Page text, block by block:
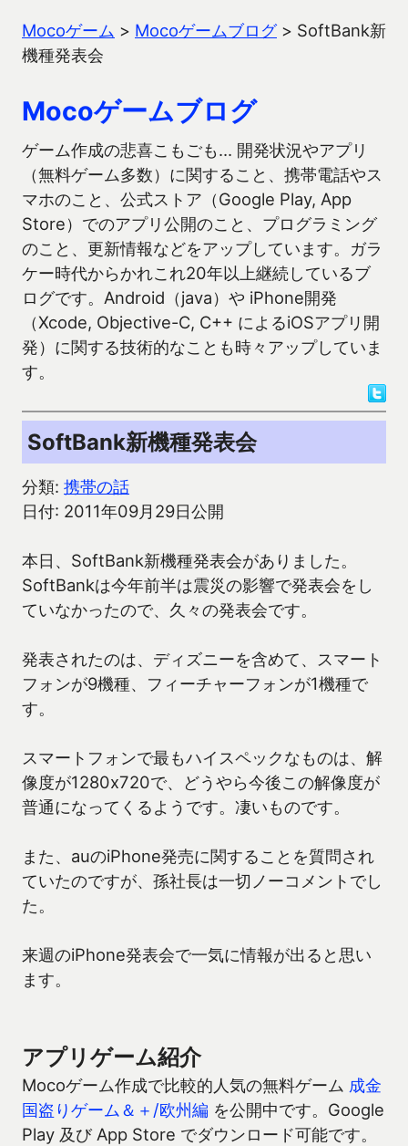
Mocoゲーム > Mocoゲームブログ> SoftBank新
機種発表会
Mocoゲームブログ
ゲーム作成の悲喜こもごも… 開発状況やアプリ
（無料ゲーム多数）に関すること、携帯電話やス
マホのこと、公式ストア（Google Play, App
Store）でのアプリ公開のこと、プログラミング
のこと、更新情報などをアップしています。ガラ
ケー時代からかれこれ20年以上継続しているブ
ログです。Android（java）や iPhone開発
（Xcode, Objective-C, C++ によるiOSアプリ開
発）に関する技術的なことも時々アップしていま
す。
SoftBank新機種発表会
分類: 携帯の話
日付: 2011年09月29日公開
本日、SoftBank新機種発表会がありました。
SoftBankは今年前半は震災の影響で発表会をし
ていなかったので、久々の発表会です。
発表されたのは、ディズニーを含めて、スマート
フォンが9機種、フィーチャーフォンが1機種で
す。
スマートフォンで最もハイスペックなものは、解
像度が1280x720で、どうやら今後この解像度が
普通になってくるようです。凄いものです。
また、auのiPhone発売に関することを質問され
ていたのですが、孫社長は一切ノーコメントでし
た。
来週のiPhone発表会で一気に情報が出ると思い
ます。
アプリゲーム紹介
Mocoゲーム作成で比較的人気の無料ゲーム 成金
国盗りゲーム＆＋/欧州編 を公開中です。Google
Play 及び App Store でダウンロード可能です。